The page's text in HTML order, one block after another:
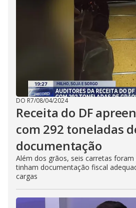
DO R7/08/04/2024
Receita do DF
com 292 toneladas
documentação
Além dos grãos, seis carretas
tinham documentação fiscal
cargas